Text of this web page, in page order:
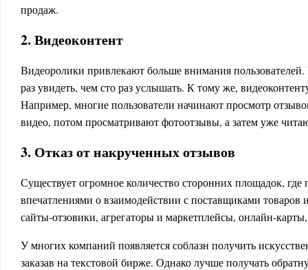
продаж.
2. Видеоконтент
Видеоролики привлекают больше внимания
раз увидеть, чем сто раз услышать. К тому же,
Например, многие пользователи начинают просмотр
видео, потом просматривают фотоотзывы, а затем уже
3. Отказ от накрученных отзывов
Существует огромное количество сторонних площадок, где
впечатлениями о взаимодействии с поставщиками товаров
сайты-отзовики, агрегаторы и маркетплейсы, онлайн-
У многих компаний появляется соблазн получить
заказав на текстовой бирже. Однако лучше получать